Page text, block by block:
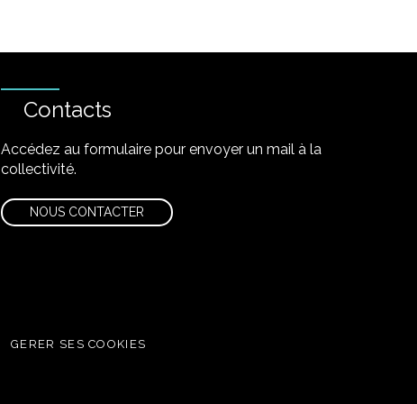
Contacts
Accédez au formulaire pour envoyer un mail à la
collectivité.
NOUS CONTACTER
GERER SES COOKIES